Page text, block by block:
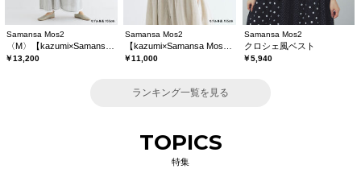
Samansa Mos2
￥13,200
Samansa Mos2
￥11,000
Samansa Mos2
クロシェ風ベスト
￥5,940
ランキング一覧を見る
TOPICS
特集